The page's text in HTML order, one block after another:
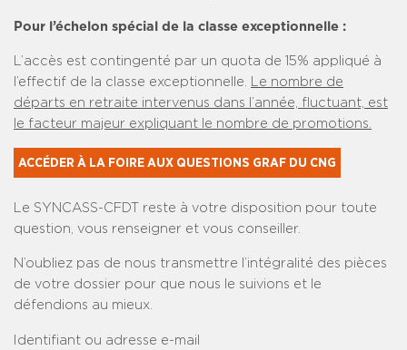
Pour l’échelon spécial de la classe exceptionnelle :
L’accès est contingenté par un quota de 15% appliqué à
l’effectif de la classe exceptionnelle.
Le nombre de
départs en retraite intervenus dans l’année, fluctuant, est
le facteur majeur expliquant le nombre de promotions.
ACCÉDER À LA FOIRE AUX QUESTIONS GRAF DU CNG
Le SYNCASS-CFDT reste à votre disposition pour toute
question, vous renseigner et vous conseiller.
N’oubliez pas de nous transmettre l’intégralité des pièces
de votre dossier pour que nous le suivions et le
défendions au mieux.
Identifiant ou adresse e-mail